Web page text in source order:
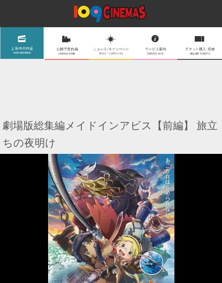
劇場版総集編メイドインアビス【前編】 旅立
ちの夜明け